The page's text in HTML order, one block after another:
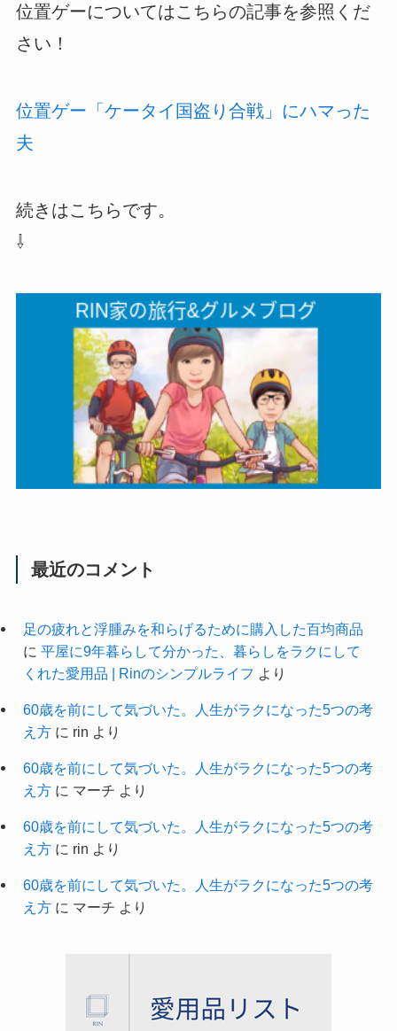
位置ゲーについてはこちらの記事を参照くだ
さい！
位置ゲー「ケータイ国盗り合戦」にハマった
夫
続きはこちらです。
⇩
最近のコメント
足の疲れと浮腫みを和らげるために購入した百均商品
に 平屋に9年暮らして分かった、暮らしをラクにして
くれた愛用品 | Rinのシンプルライフ より
60歳を前にして気づいた。人生がラクになった5つの考
え方に rin より
60歳を前にして気づいた。人生がラクになった5つの考
え方に マーチ より
60歳を前にして気づいた。人生がラクになった5つの考
え方に rin より
60歳を前にして気づいた。人生がラクになった5つの考
え方に マーチ より